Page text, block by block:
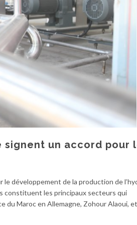
signent un accord pour
le développement de la production de
constituent les principaux secteurs qui
du Maroc en Allemagne, Zohour Alaoui,